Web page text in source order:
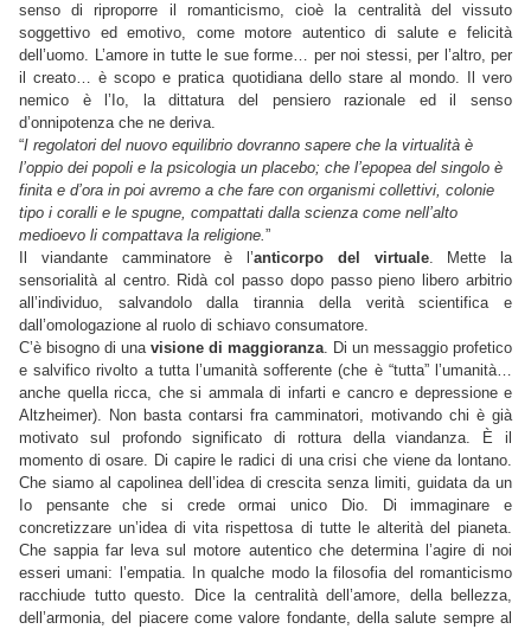
senso di riproporre il romanticismo, cioè la centralità del vissuto
soggettivo ed emotivo, come motore autentico di salute e felicità
dell’uomo. L’amore in tutte le sue forme… per noi stessi, per l’altro, per
il creato… è scopo e pratica quotidiana dello stare al mondo. Il vero
nemico è l’Io, la dittatura del pensiero razionale ed il senso
d’onnipotenza che ne deriva.
“I regolatori del nuovo equilibrio dovranno sapere che la virtualità è
l’oppio dei popoli e la psicologia un placebo; che l’epopea del singolo è
finita e d’ora in poi avremo a che fare con organismi collettivi, colonie
tipo i coralli e le spugne, compattati dalla scienza come nell’alto
medioevo li compattava la religione.”
Il viandante camminatore è l’anticorpo del virtuale. Mette la
sensorialità al centro. Ridà col passo dopo passo pieno libero arbitrio
all’individuo, salvandolo dalla tirannia della verità scientifica e
dall’omologazione al ruolo di schiavo consumatore.
C’è bisogno di una visione di maggioranza. Di un messaggio profetico
e salvifico rivolto a tutta l’umanità sofferente (che è “tutta” l’umanità…
anche quella ricca, che si ammala di infarti e cancro e depressione e
Altzheimer). Non basta contarsi fra camminatori, motivando chi è già
motivato sul profondo significato di rottura della viandanza. È il
momento di osare. Di capire le radici di una crisi che viene da lontano.
Che siamo al capolinea dell’idea di crescita senza limiti, guidata da un
Io pensante che si crede ormai unico Dio. Di immaginare e
concretizzare un’idea di vita rispettosa di tutte le alterità del pianeta.
Che sappia far leva sul motore autentico che determina l’agire di noi
esseri umani: l’empatia. In qualche modo la filosofia del romanticismo
racchiude tutto questo. Dice la centralità dell’amore, della bellezza,
dell’armonia, del piacere come valore fondante, della salute sempre al